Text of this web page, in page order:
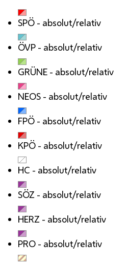
SPÖ - absolut/relativ
ÖVP - absolut/relativ
GRÜNE - absolut/relativ
NEOS - absolut/relativ
FPÖ - absolut/relativ
KPÖ - absolut/relativ
HC - absolut/relativ
SÖZ - absolut/relativ
HERZ - absolut/relativ
PRO - absolut/relativ